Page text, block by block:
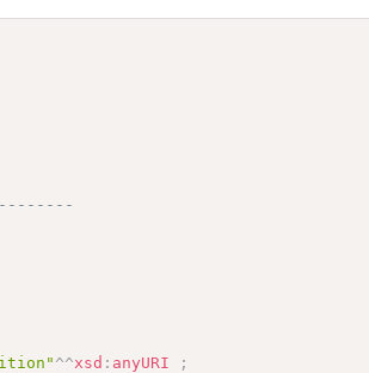
^^xsd : anyURI
;